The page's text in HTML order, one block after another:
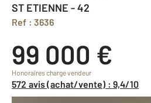
ST ETIENNE - 42
Ref : 3636
99 000 €
Honoraires charge vendeur
572 avis (achat/vente) : 9,4/10